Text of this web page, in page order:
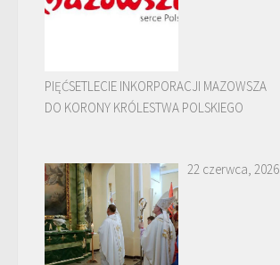
PIĘĆSETLECIE INKORPORACJI MAZOWSZA
DO KORONY KRÓLESTWA POLSKIEGO
22 czerwca, 2026